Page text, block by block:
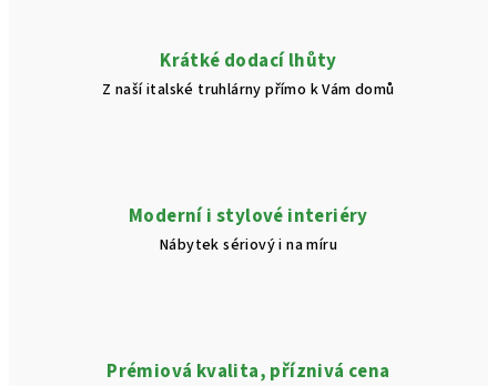
s
u
Krátké dodací lhůty
Z naší italské truhlárny přímo k Vám domů
Moderní i stylové interiéry
Nábytek sériový i na míru
Prémiová kvalita, příznivá cena